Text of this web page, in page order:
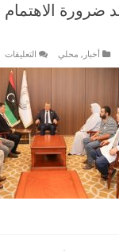
ضرورة
أخبار , محلي التعليقات